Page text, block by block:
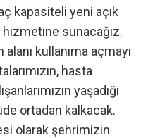
kapasiteli yeni açık
hizmetine sunacağız.
kullanıma açmayı
hasta
yaşadığı
ortadan kalkacak.
olarak şehrimizin